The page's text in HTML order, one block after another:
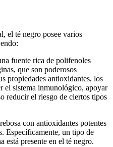
el té negro posee varios
fuente rica de polifenoles
que son poderosos
propiedades antioxidantes, los
el sistema inmunológico, apoyar
reducir el riesgo de ciertos tipos
con antioxidantes potentes
Específicamente, un tipo de
está presente en el té negro.